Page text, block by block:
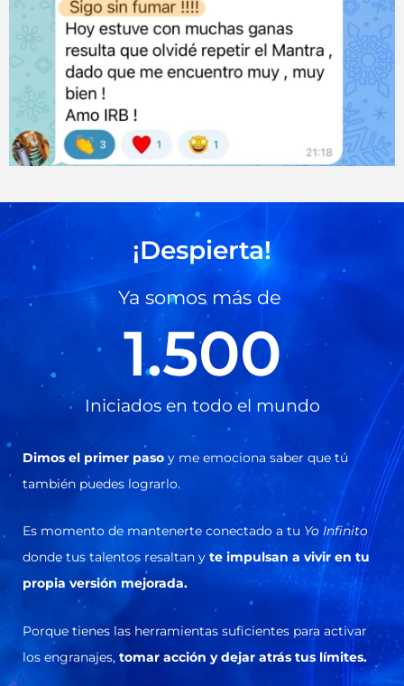
¡Despierta!
Ya somos más de
Iniciados en todo el mundo
1.500
Dimos el primer paso y me emociona saber que tú
también puedes lograrlo.
Es momento de mantenerte conectado a tu Yo Infinito
donde tus talentos resaltan y te impulsan a vivir en tu
propia versión mejorada.
Porque tienes las herramientas suficientes para activar
los engranajes, tomar acción y dejar atrás tus límites.